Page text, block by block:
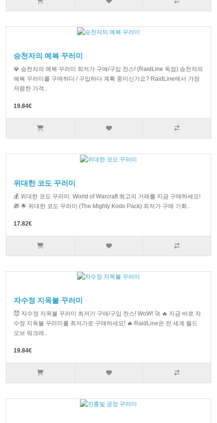
승천자의 예복 꾸러미
💎 승천자의 예복 꾸러미 최저가 구매/구입 찬스! (RaidLine 독점) 승천자의
예복 꾸러미를 구매하다 / 구입하다 계획 중이신가요? RaidLine에서 가장
저렴한 가격..
19.84€
위대한 코도 꾸러미
💰 위대한 코도 꾸러미: World of Warcraft 최고의 거래를 지금 구매하세요!
🎁 🌟 위대한 코도 꾸러미 (The Mighty Kodo Pack) 최저가 구매 기회..
17.82€
자수정 지옥불 꾸러미
😈 자수정 지옥불 꾸러미 최저가 구매/구입 찬스! WoW! 🚀 🔥 지금 바로 자
수정 지옥불 꾸러미를 최저가로 구매하세요! 🔥 RaidLine은 전 세계 월드
오브 워크래..
19.84€